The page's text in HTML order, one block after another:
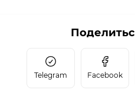
Telegram Facebook